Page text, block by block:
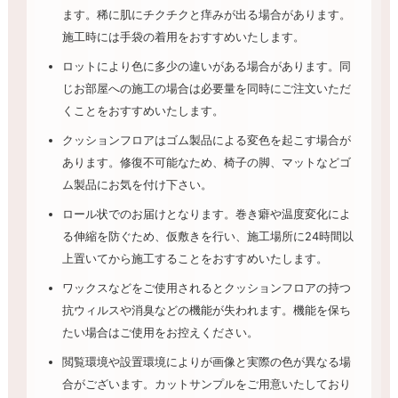
ます。稀に肌にチクチクと痒みが出る場合があります。
施工時には手袋の着用をおすすめいたします。
ロットにより色に多少の違いがある場合があります。同
じお部屋への施工の場合は必要量を同時にご注文いただ
くことをおすすめいたします。
クッションフロアはゴム製品による変色を起こす場合が
あります。修復不可能なため、椅子の脚、マットなどゴ
ム製品にお気を付け下さい。
ロール状でのお届けとなります。巻き癖や温度変化によ
る伸縮を防ぐため、仮敷きを行い、施工場所に24時間以
上置いてから施工することをおすすめいたします。
ワックスなどをご使用されるとクッションフロアの持つ
抗ウィルスや消臭などの機能が失われます。機能を保ち
たい場合はご使用をお控えください。
閲覧環境や設置環境によりが画像と実際の色が異なる場
合がございます。カットサンプルをご用意いたしており